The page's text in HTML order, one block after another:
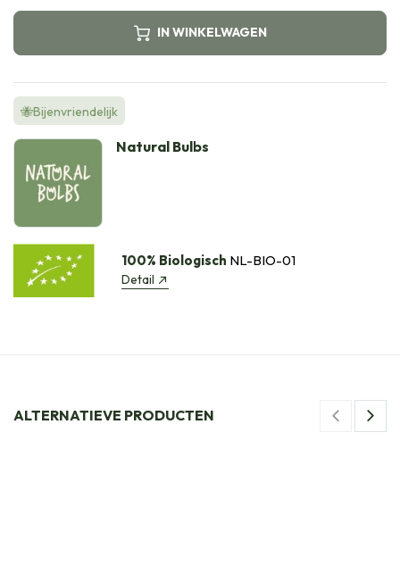
IN WINKELWAGEN
🐝Bijenvriendelijk
Natural Bulbs
100% Biologisch NL-BIO-01
Detail
ALTERNATIEVE PRODUCTEN